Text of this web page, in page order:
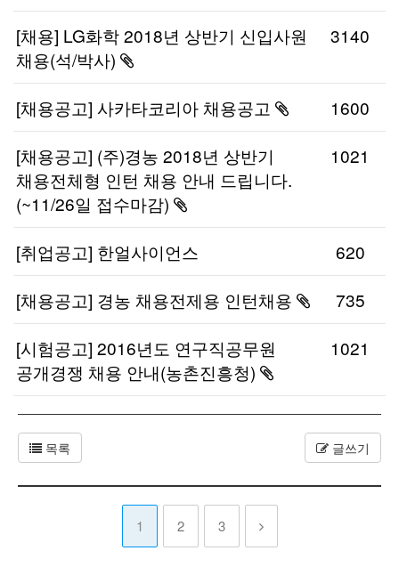
[채용] LG화학 2018년 상반기 신입사원
채용(석/박사)
3140
[채용공고] 사카타코리아 채용공고
첨부파일이
1600
[채용공고] (주)경농 2018년 상반기
채용전체형 인턴 채용 안내 드립니다.
(~11/26일 접수마감)
1021
[취업공고] 한얼사이언스
620
[채용공고] 경농 채용전제용 인턴채용
첨부파일이
735
[시험공고] 2016년도 연구직공무원
공개경쟁 채용 안내(농촌진흥청)
1021
목록 글쓰기
1 2 3